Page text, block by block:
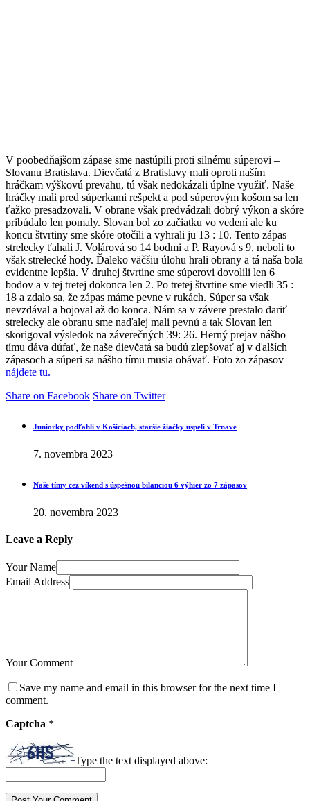
V poobedňajšom zápase sme nastúpili proti silnému súperovi –
Slovanu Bratislava. Dievčatá z Bratislavy mali oproti naším
hráčkam výškovú prevahu, tú však nedokázali úplne využiť. Naše
hráčky mali pred súperkami rešpekt a pod súperovým košom sa len
ťažko presadzovali. V obrane však predvádzali dobrý výkon a skóre
pribúdalo len pomaly. Slovan bol zo začiatku vo vedení ale ku
koncu štvrtiny sme skóre otočili a vyhrali ju 13 : 10. Tento zápas
strelecky ťahali J. Volárová so 14 bodmi a P. Rayová s 9, neboli to
však strelecké hody. Ďaleko väčšiu úlohu hrali obrany a tá naša bola
evidentne lepšia. V druhej štvrtine sme súperovi dovolili len 6
bodov a v tej tretej dokonca len 2. Po tretej štvrtine sme viedli 35 :
18 a zdalo sa, že zápas máme pevne v rukách. Súper sa však
nevzdával a bojoval až do konca. Nám sa v závere prestalo dariť
strelecky ale obranu sme naďalej mali pevnú a tak Slovan len
skorigoval výsledok na záverečných 39: 26. Herný prejav nášho
tímu dáva dúfať, že naše dievčatá sa budú zlepšovať aj v ďalších
zápasoch a súperi sa nášho tímu musia obávať. Foto zo zápasov
nájdete tu.
Share on Facebook Share on Twitter
Juniorky podľahli v Košiciach, staršie žiačky uspeli v Trnave
7. novembra 2023
Naše tímy cez víkend s úspešnou bilanciou 6 výhier zo 7 zápasov
20. novembra 2023
Leave a Reply
Your Name
Email Address
Your Comment
Save my name and email in this browser for the next time I
comment.
Captcha *
Type the text displayed above: